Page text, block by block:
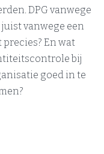
DPG vanwege
vanwege een
En wat
bij
goed in te